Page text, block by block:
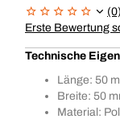
(0)
Erste Bewertung
Technische
Länge: 50
Breite: 50
Material: